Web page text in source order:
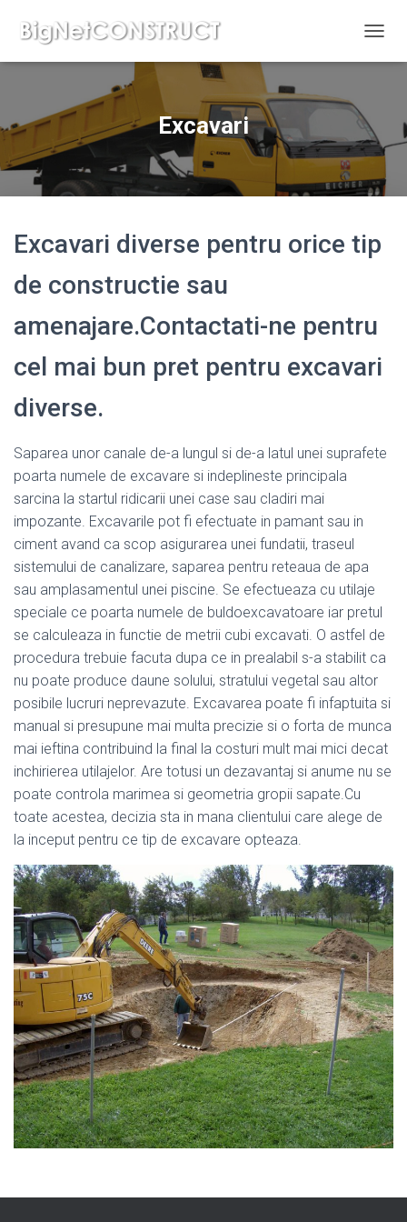
O
Ă
N
V
I
R
Excavari
Excavari diverse pentru orice tip
de constructie sau
amenajare.Contactati-ne pentru
cel mai bun pret pentru excavari
diverse.
Saparea unor canale de-a lungul si de-a latul unei suprafete
poarta numele de excavare si indeplineste principala
sarcina la startul ridicarii unei case sau cladiri mai
impozante. Excavarile pot fi efectuate in pamant sau in
ciment avand ca scop asigurarea unei fundatii, traseul
sistemului de canalizare, saparea pentru reteaua de apa
sau amplasamentul unei piscine. Se efectueaza cu utilaje
speciale ce poarta numele de buldoexcavatoare iar pretul
se calculeaza in functie de metrii cubi excavati. O astfel de
procedura trebuie facuta dupa ce in prealabil s-a stabilit ca
nu poate produce daune solului, stratului vegetal sau altor
posibile lucruri neprevazute. Excavarea poate fi infaptuita si
manual si presupune mai multa precizie si o forta de munca
mai ieftina contribuind la final la costuri mult mai mici decat
inchirierea utilajelor. Are totusi un dezavantaj si anume nu se
poate controla marimea si geometria gropii sapate.Cu
toate acestea, decizia sta in mana clientului care alege de
la inceput pentru ce tip de excavare opteaza.